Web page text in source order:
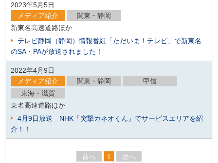
2023年5月5日
メディア紹介
関東・静岡
新東名高速道路ほか
テレビ静岡（静岡）情報番組「ただいま！テレビ」で新東名
のSA・PAが放送されました！
2022年4月9日
メディア紹介
関東・静岡
甲信
東海・滋賀
東名高速道路ほか
4月9日放送 NHK「突撃カネオくん」でサービスエリアを紹
介！！
前へ 1 次へ